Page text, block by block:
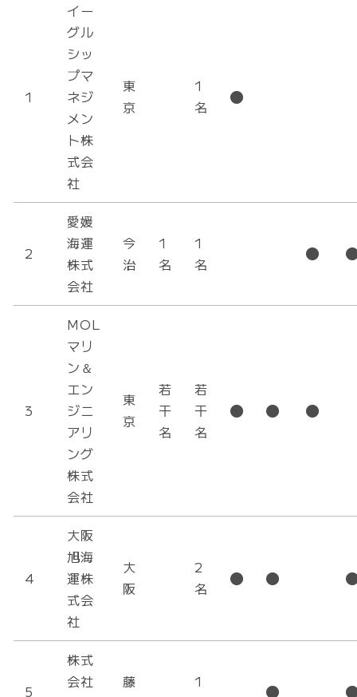
1
イー
グル
シッ
プマ
ネジ
メン
ト株
式会
社
東
京
1
名
2
愛媛
海運
株式
会社
今
治
1
名
1
名
3
MOL
マリ
ン＆
エン
ジニ
アリ
ング
株式
会社
東
京
若
干
名
若
干
名
4
大阪
旭海
運株
式会
社
大
阪
2
名
5
株式
会社
藤
1